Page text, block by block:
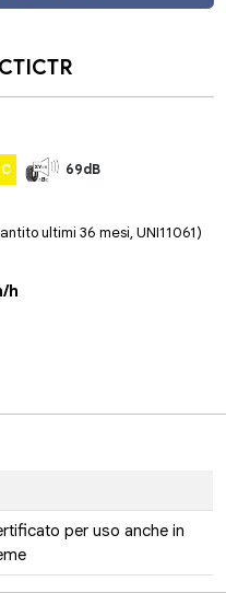
C 69dB
ultimi 36 mesi, UNI11061)
h
per uso anche in